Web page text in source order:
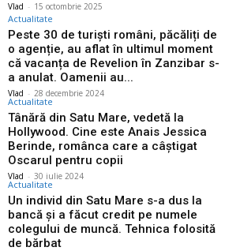
Vlad - 15 octombrie 2025
Actualitate
Peste 30 de turiști români, păcăliți de
o agenție, au aflat în ultimul moment
că vacanța de Revelion în Zanzibar s-
a anulat. Oamenii au...
Vlad - 28 decembrie 2024
Actualitate
Tânără din Satu Mare, vedetă la
Hollywood. Cine este Anais Jessica
Berinde, românca care a câștigat
Oscarul pentru copii
Vlad - 30 iulie 2024
Actualitate
Un individ din Satu Mare s-a dus la
bancă și a făcut credit pe numele
colegului de muncă. Tehnica folosită
de bărbat